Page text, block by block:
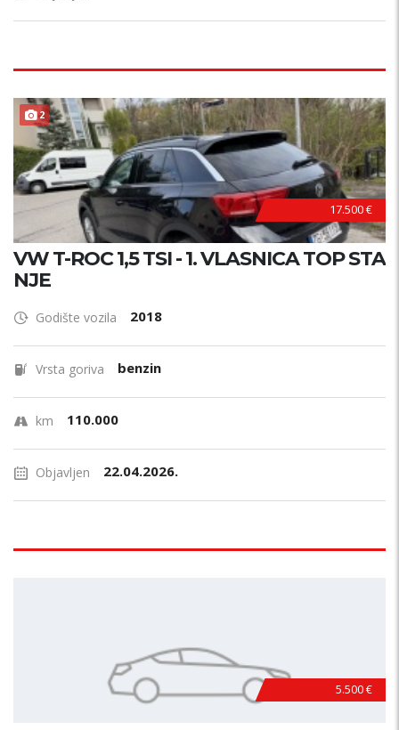
2 PRILIKA !
17.500 €
VW T-ROC 1,5 TSI - 1. VLASNICA TOP STA
NJE
Godište vozila 2018
Vrsta goriva benzin
km 110.000
Objavljen 22.04.2026.
5.500 €